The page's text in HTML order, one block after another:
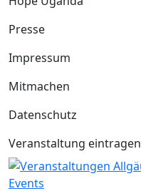
Presse
Impressum
Mitmachen
Datenschutz
Veranstaltung eintragen